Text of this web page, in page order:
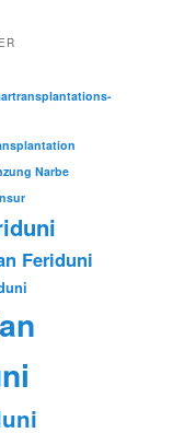
Narbe
Feriduni